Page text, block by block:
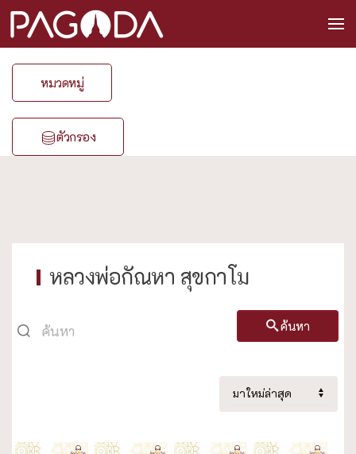
หมวดหมู่
ตัวกรอง
หลวงพ่อกัณหา สุขกาโม
ค้นหา